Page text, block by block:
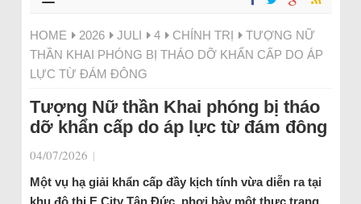
HOME 2026 JULI 4 CHÍNH TRỊ
TƯỢNG NỮ
THẦN KHAI PHÓNG BỊ THÁO DỠ KHẨN CẤP DO ÁP
LỰC TỪ ĐÁM ĐÔNG
Tượng Nữ thần Khai phóng bị tháo
dỡ khẩn cấp do áp lực từ đám đông
04/07/2026 |
Một vụ hạ giải khẩn cấp đầy kịch tính vừa diễn ra tại
khu đô thị E.City Tân Đức, phơi bày một thực trạng